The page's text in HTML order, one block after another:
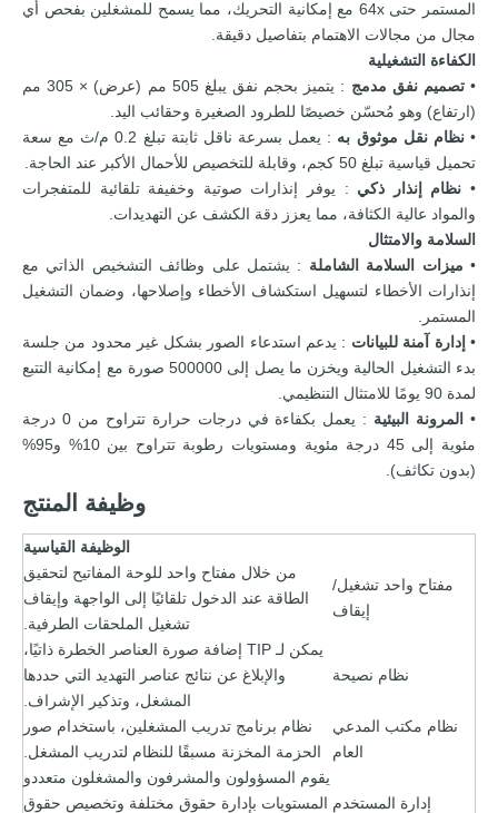
المستمر حتى 64x مع إمكانية التحريك، مما يسمح للمشغلين بفحص أي
مجال من مجالات الاهتمام بتفاصيل دقيقة.
الكفاءة التشغيلية
•تصميم نفق مدمج
: يتميز بحجم نفق يبلغ 505 مم (عرض) × 305 مم
(ارتفاع) وهو مُحسّن خصيصًا للطرود الصغيرة وحقائب اليد.
•نظام نقل موثوق به
: يعمل بسرعة ناقل ثابتة تبلغ 0.2 م/ث مع سعة
تحميل قياسية تبلغ 50 كجم، وقابلة للتخصيص للأحمال الأكبر عند الحاجة.
• نظام إنذار ذكي : يوفر إنذارات صوتية وخفيفة تلقائية للمتفجرات
والمواد عالية الكثافة، مما يعزز دقة الكشف عن التهديدات.
السلامة والامتثال
• ميزات السلامة الشاملة : يشتمل على وظائف التشخيص الذاتي مع
إنذارات الأخطاء لتسهيل استكشاف الأخطاء وإصلاحها، وضمان التشغيل
المستمر.
• إدارة آمنة للبيانات : يدعم استدعاء الصور بشكل غير محدود من جلسة
بدء التشغيل الحالية ويخزن ما يصل إلى 500000 صورة مع إمكانية التتبع
لمدة 90 يومًا للامتثال التنظيمي.
•
المرونة البيئية
: يعمل بكفاءة في درجات حرارة تتراوح من 0 درجة
مئوية إلى 45 درجة مئوية ومستويات رطوبة تتراوح بين 10% و95%
(بدون تكاثف).
وظيفة المنتج
الوظيفة القياسية
مفتاح واحد تشغيل/
إيقاف
من خلال مفتاح واحد للوحة المفاتيح لتحقيق
الطاقة عند الدخول تلقائيًا إلى الواجهة وإيقاف
تشغيل الملحقات الطرفية.
نظام نصيحة
يمكن لـ TIP إضافة صورة العناصر الخطرة ذاتيًا،
والإبلاغ عن نتائج عناصر التهديد التي حددها
المشغل، وتذكير الإشراف.
نظام مكتب المدعي
العام
نظام برنامج تدريب المشغلين، باستخدام صور
الحزمة المخزنة مسبقًا للنظام لتدريب المشغل.
إدارة المستخدم
يقوم المسؤولون والمشرفون والمشغلون متعددو
المستويات بإدارة حقوق مختلفة وتخصيص حقوق